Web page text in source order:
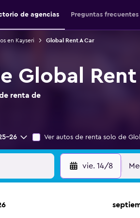
de agencias Preguntas frecuentes
en Kayseri Global Rent A Car
Global Rent
renta de
26 Ver autos de renta solo de
vie. 14/8